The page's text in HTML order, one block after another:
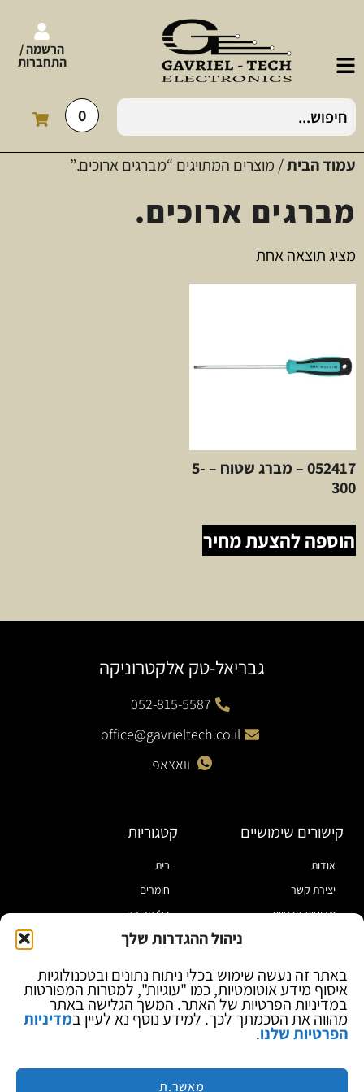
ניהול ההגדרות שלך
באתר זה נעשה שימוש בכלי ניתוח נתונים ובטכנולוגיות
איסוף מידע אוטומטיות, כמו "עוגיות", למטרות המפורטות
במדיניות הפרטיות של האתר. המשך הגלישה באתר
מהווה את הסכמתך לכך. למידע נוסף נא לעיין במדיניות
הפרטיות שלנו.
מאשר.ת
הרשמה /
התחברות
0
עמוד הבית/ מוצרים המתויגים “מברגים ארוכים.”
מברגים ארוכים.
מציג תוצאה אחת
052417 – מברג שטוח – 5-
300
הוספה להצעת מחיר
גבריאל-טק אלקטרוניקה
052-815-5587
office@gavrieltech.co.il
וואצאפ
קישורים שימושיים
אודות
יצירת קשר
מדיניות פרטיות
בלוג
קטגוריות
בית
חומרים
כלי עבודה
מוצרי הלחמה
ספקי כח ומודדים
ציוד אופטי להגדלה
מותגים